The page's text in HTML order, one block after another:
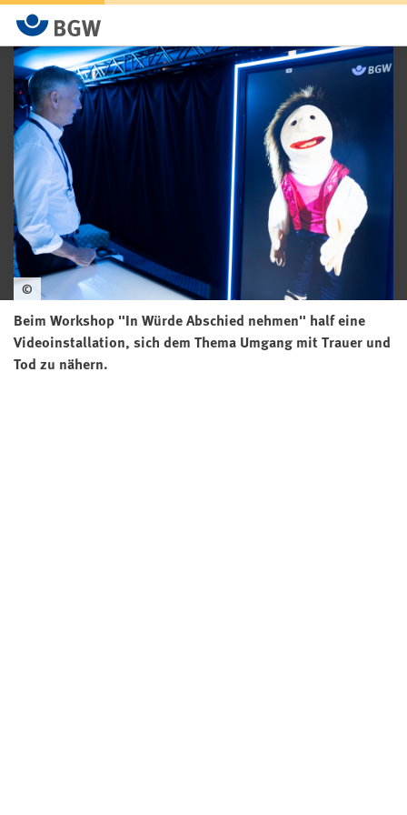
©
Beim Workshop "In Würde Abschied nehmen" half eine
Videoinstallation, sich dem Thema Umgang mit Trauer und
Tod zu nähern.